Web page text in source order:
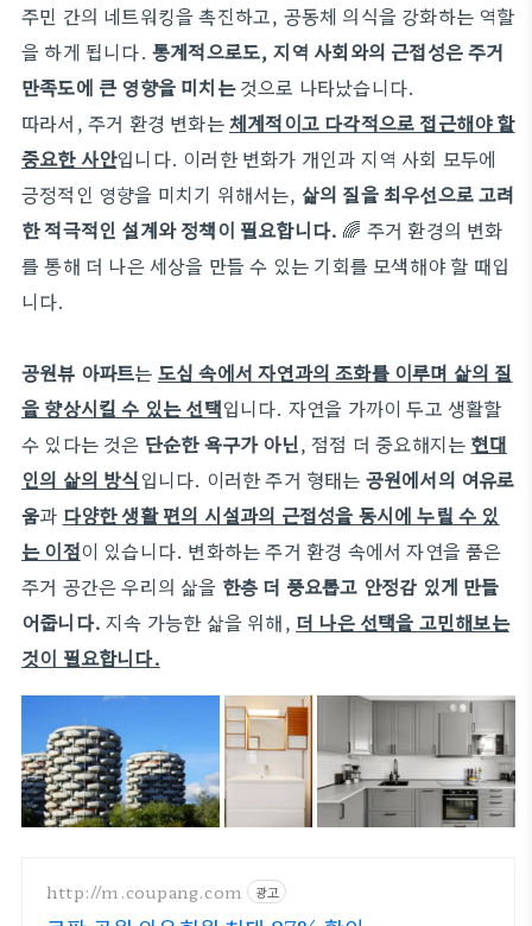
주민 간의 네트워킹을 촉진하고, 공동체 의식을 강화하는 역할
을 하게 됩니다. 통계적으로도, 지역 사회와의 근접성은 주거
만족도에 큰 영향을 미치는것으로 나타났습니다.
따라서, 주거 환경 변화는체계적이고 다각적으로 접근해야 할
중요한 사안입니다. 이러한 변화가 개인과 지역 사회 모두에
긍정적인 영향을 미치기 위해서는, 삶의 질을 최우선으로 고려
한 적극적인 설계와 정책이 필요합니다. 🌈 주거 환경의 변화
를 통해 더 나은 세상을 만들 수 있는 기회를 모색해야 할 때입
니다.
공원뷰 아파트는 도심 속에서 자연과의 조화를 이루며 삶의 질
을 향상시킬 수 있는 선택입니다. 자연을 가까이 두고 생활할
수 있다는 것은 단순한 욕구가 아닌, 점점 더 중요해지는 현대
인의 삶의 방식입니다. 이러한 주거 형태는 공원에서의 여유로
움과 다양한 생활 편의 시설과의 근접성을 동시에 누릴 수 있
는 이점이 있습니다. 변화하는 주거 환경 속에서 자연을 품은
주거 공간은 우리의 삶을 한층 더 풍요롭고 안정감 있게 만들
어줍니다. 지속 가능한 삶을 위해, 더 나은 선택을 고민해보는
것이 필요합니다.
http://m.coupang.com 광고